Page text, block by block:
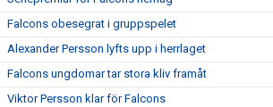
Falcons obesegrat i gruppspelet
Alexander Persson lyfts upp i herrlaget
Falcons ungdomar tar stora kliv framåt
Viktor Persson klar för Falcons